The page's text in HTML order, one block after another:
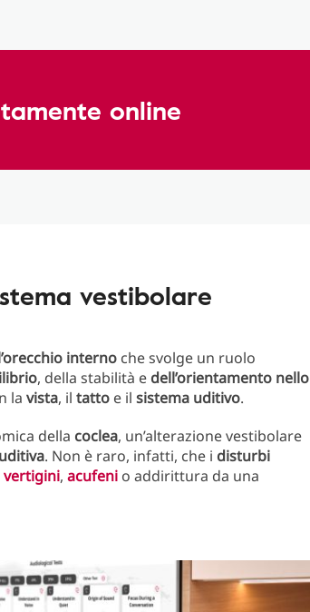
online
vestibolare
interno che svolge un ruolo
, della stabilità e dell’orientamento nello
la vista, il tatto e il sistema uditivo.
della coclea, un’alterazione vestibolare
. Non è raro, infatti, che i disturbi
vertigini, acufeni o addirittura da una